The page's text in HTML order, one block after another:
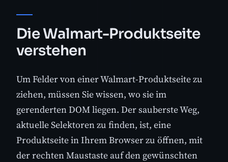
Die Walmart-Produktseite
verstehen
Um Felder von einer Walmart-Produktseite zu
ziehen, müssen Sie wissen, wo sie im
gerenderten DOM liegen. Der sauberste Weg,
aktuelle Selektoren zu finden, ist, eine
Produktseite in Ihrem Browser zu öffnen, mit
der rechten Maustaste auf den gewünschten